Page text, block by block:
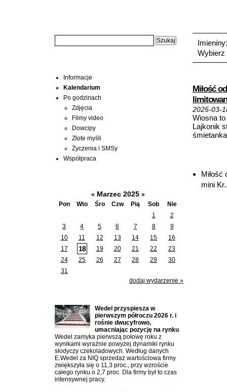
Wybierz
Miłość
2025-03-
Wiosna
Lajkonik
Miłość
mini
Informacje
Kalendarium
Po godzinach
Zdjęcia
Filmy video
Dowcipy
Złote myśli
Życzenia i SMSy
Współpraca
« Marzec 2025 »
Pon
Wto Śro Czw Pią Sob
Nie
1
2
3
4 5 6 7 8
9
10
11 12 13 14 15
16
17
18 19 20 21 22
23
24
25 26 27 28 29
30
31
dodaj wydarzenie »
Wedel przyspiesza w
pierwszym półroczu 2026 r. i
rośnie dwucyfrowo,
umacniając pozycję na rynku
Wedel zamyka pierwszą połowę roku z
wynikami wyraźnie powyżej dynamiki rynku
słodyczy czekoladowych. Według danych
E.Wedel za NIQ sprzedaż wartościowa firmy
zwiększyła się o 11,3 proc., przy wzroście
całego rynku o 2,7 proc. Dla firmy był to czas
intensywnej pracy.